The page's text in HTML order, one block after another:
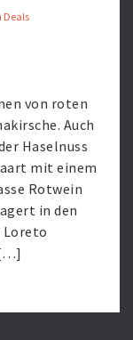
Deals
von roten
Auch
Haselnuss
mit einem
Rotwein
in den
Loreto
[…]